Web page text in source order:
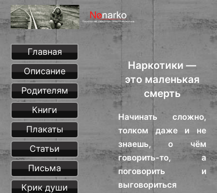
Наркотики —
это маленькая
смерть
Начинать сложно,
толком даже и не
знаешь, о чём
говорить-то, а
поговорить и
выговориться
Главная
Описание
Родителям
Книги
Плакаты
Статьи
Письма
Крик души